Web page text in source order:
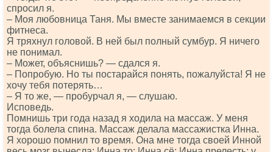
спросил я.
– Моя любовница Таня. Мы вместе занимаемся в секции
фитнеса.
Я тряхнул головой. В ней был полный сумбур. Я ничего
не понимал.
– Может, объяснишь? — сдался я.
– Попробую. Но ты постарайся понять, пожалуйста! Я не
хочу тебя потерять…
– Я то же, — пробурчал я, — слушаю.
Исповедь.
Помнишь три года назад я ходила на массаж. У меня
тогда болела спина. Массаж делала массажистка Инна.
Я хорошо помнил то время. Она мне тогда своей Инной